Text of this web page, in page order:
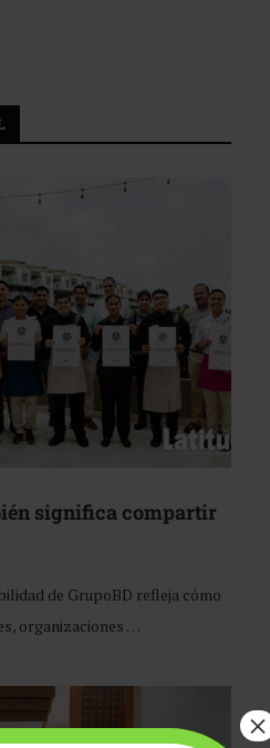
significa compartir
de GrupoBD refleja cómo
organizaciones …
×